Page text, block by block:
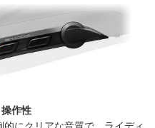
作性
にクリアな音質で、ライディ